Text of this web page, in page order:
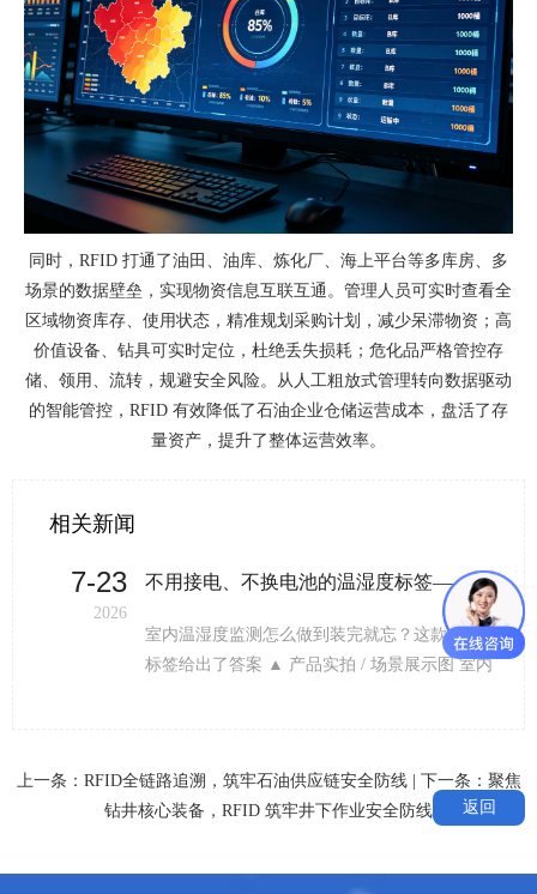
同时， RFID 打通了油田、油库、炼化厂、海上平台等多库房、多
场景的数据壁垒，实现物资信息互联互通。管理人员可实时查看全
区域物资库存、使用状态，精准规划采购计划，减少呆滞物资；高
价值设备、钻具可实时定位，杜绝丢失损耗；危化品严格管控存
储、领用、流转，规避安全风险。从人工粗放式管理转向数据驱动
的智能管控，RFID 有效降低了石油企业仓储运营成本，盘活了存
量资产，提升了整体运营效率。
相关新闻
7-23
2026
不用接电、不换电池的温湿度标签——JT-GFT2402的室内监测方案
室内温湿度监测怎么做到装完就忘？这款光伏
标签给出了答案 ▲ 产品实拍 / 场景展示图 室内
量和安全合规，但长期以来监测手段的体验很
差：要么靠人工巡检拿温湿度计一间间看，要
GFT2402把"光伏供电"和"温湿度双监测"做到一
上一条： RFID全链路追溯，筑牢石油供应链安全防线| 下一条： 聚焦
钻井核心装备，RFID 筑牢井下作业安全防线
返回